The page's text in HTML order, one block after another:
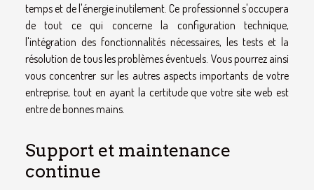
temps et de l'énergie inutilement. Ce professionnel s'occupera
de tout ce qui concerne la configuration technique,
l'intégration des fonctionnalités nécessaires, les tests et la
résolution de tous les problèmes éventuels. Vous pourrez ainsi
vous concentrer sur les autres aspects importants de votre
entreprise, tout en ayant la certitude que votre site web est
entre de bonnes mains.
Support et maintenance
continue